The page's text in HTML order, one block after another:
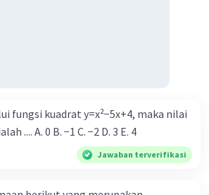
fungsi kuadrat y=x²−5x+4, maka nilai
.... A. 0 B. −1 C. −2 D. 3 E. 4
Jawaban terverifikasi